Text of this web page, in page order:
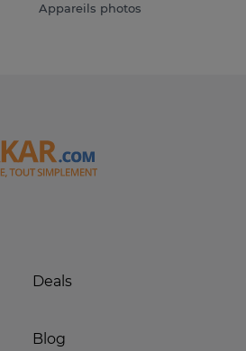
Appareils photos
Deals
Blog